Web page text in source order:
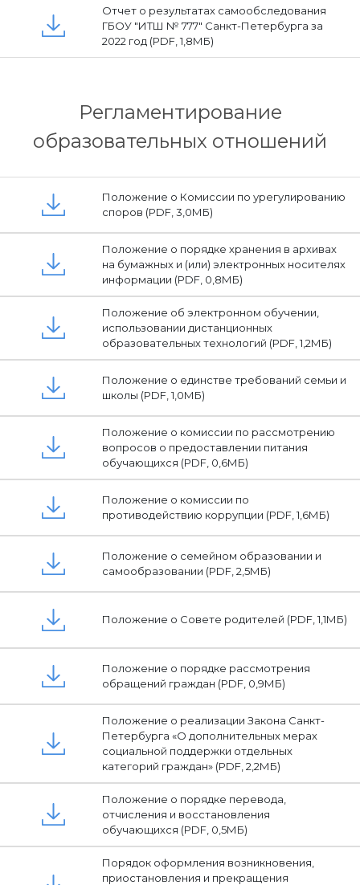
Отчет о результатах самообследования
ГБОУ "ИТШ № 777" Санкт-Петербурга за
2022 год (PDF, 1,8МБ)
Регламентирование
образовательных отношений
Положение о Комиссии по урегулированию
споров (PDF, 3,0МБ)
Положение о порядке хранения в архивах
на бумажных и (или) электронных носителях
информации (PDF, 0,8МБ)
Положение об электронном обучении,
использовании дистанционных
образовательных технологий (PDF, 1,2МБ)
Положение о единстве требований семьи и
школы (PDF, 1,0МБ)
Положение о комиссии по рассмотрению
вопросов о предоставлении питания
обучающихся (PDF, 0,6МБ)
Положение о комиссии по
противодействию коррупции (PDF, 1,6МБ)
Положение о семейном образовании и
самообразовании (PDF, 2,5МБ)
Положение о Совете родителей (PDF, 1,1МБ)
Положение о порядке рассмотрения
обращений граждан (PDF, 0,9МБ)
Положение о реализации Закона Санкт-
Петербурга «О дополнительных мерах
социальной поддержки отдельных
категорий граждан» (PDF, 2,2МБ)
Положение о порядке перевода,
отчисления и восстановления
обучающихся (PDF, 0,5МБ)
Порядок оформления возникновения,
приостановления и прекращения